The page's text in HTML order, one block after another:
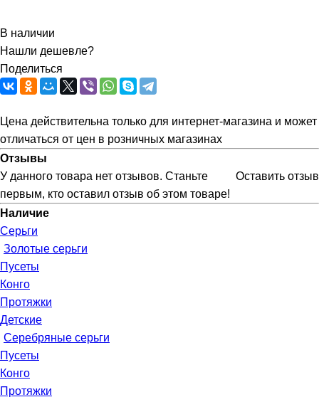
В наличии
Нашли дешевле?
Поделиться
Цена действительна только для интернет-магазина и может
отличаться от цен в розничных магазинах
Отзывы
Оставить отзыв
У данного товара нет отзывов. Станьте
первым, кто оставил отзыв об этом товаре!
Наличие
Серьги
Золотые серьги
Пусеты
Конго
Протяжки
Детские
Серебряные серьги
Пусеты
Конго
Протяжки